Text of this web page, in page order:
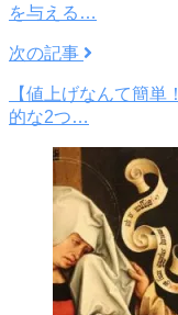
を与える…
次の記事
【値上げなんて簡
的な2つ…